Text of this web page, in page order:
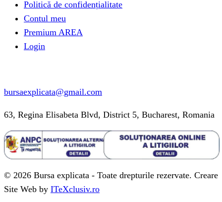
Politică de confidențialitate
Contul meu
Premium AREA
Login
bursaexplicata@gmail.com
63, Regina Elisabeta Blvd, District 5, Bucharest, Romania
© 2026 Bursa explicata - Toate drepturile rezervate. Creare
Site Web by ITeXclusiv.ro